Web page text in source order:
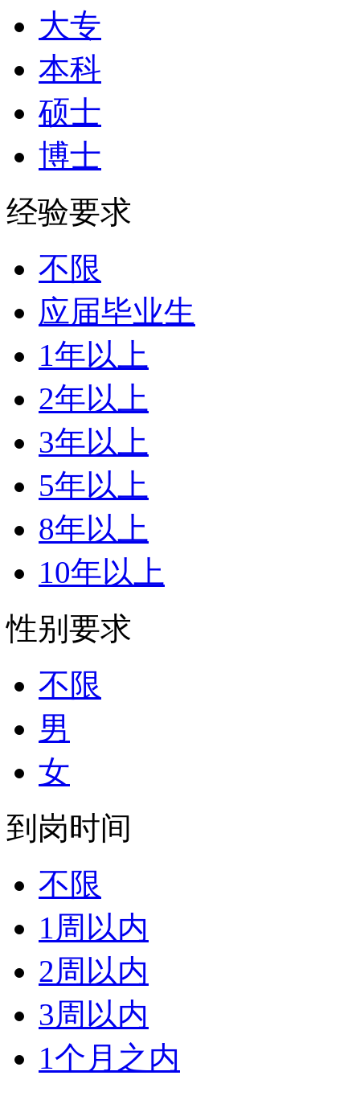
大专
本科
硕士
博士
经验要求
不限
应届毕业生
1年以上
2年以上
3年以上
5年以上
8年以上
10年以上
性别要求
不限
男
女
到岗时间
不限
1周以内
2周以内
3周以内
1个月之内